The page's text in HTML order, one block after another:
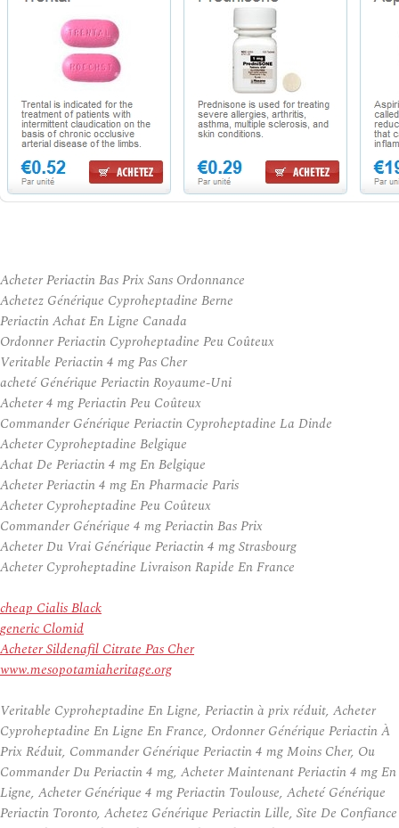
Acheter Periactin Bas Prix Sans Ordonnance
Achetez Générique Cyproheptadine Berne
Periactin Achat En Ligne Canada
Ordonner Periactin Cyproheptadine Peu Coûteux
Veritable Periactin 4 mg Pas Cher
acheté Générique Periactin Royaume-Uni
Acheter 4 mg Periactin Peu Coûteux
Commander Générique Periactin Cyproheptadine La Dinde
Acheter Cyproheptadine Belgique
Achat De Periactin 4 mg En Belgique
Acheter Periactin 4 mg En Pharmacie Paris
Acheter Cyproheptadine Peu Coûteux
Commander Générique 4 mg Periactin Bas Prix
Acheter Du Vrai Générique Periactin 4 mg Strasbourg
Acheter Cyproheptadine Livraison Rapide En France
cheap Cialis Black
generic Clomid
Acheter Sildenafil Citrate Pas Cher
www.mesopotamiaheritage.org
Veritable Cyproheptadine En Ligne, Periactin à prix réduit, Acheter
Cyproheptadine En Ligne En France, Ordonner Générique Periactin À
Prix Réduit, Commander Générique Periactin 4 mg Moins Cher, Ou
Commander Du Periactin 4 mg, Acheter Maintenant Periactin 4 mg En
Ligne, Acheter Générique 4 mg Periactin Toulouse, Acheté Générique
Periactin Toronto, Achetez Générique Periactin Lille, Site De Confiance